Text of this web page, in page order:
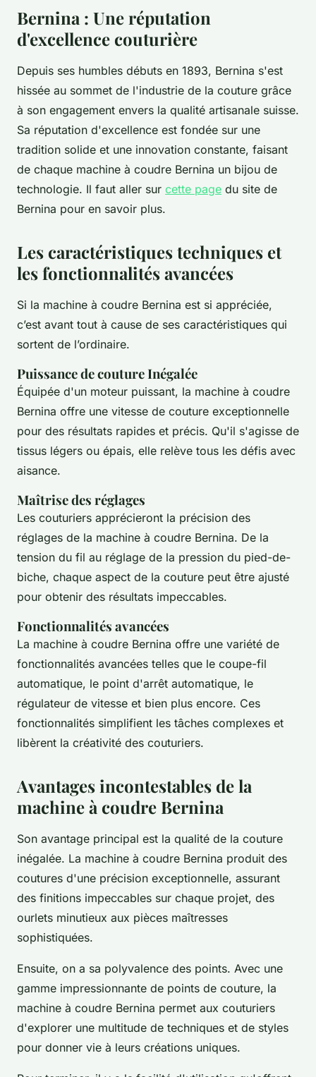
Bernina : Une réputation
d'excellence couturière
Depuis ses humbles débuts en 1893, Bernina s'est
hissée au sommet de l'industrie de la couture grâce
à son engagement envers la qualité artisanale suisse.
Sa réputation d'excellence est fondée sur une
tradition solide et une innovation constante, faisant
de chaque machine à coudre Bernina un bijou de
technologie. Il faut aller sur cette page du site de
Bernina pour en savoir plus.
Les caractéristiques techniques et
les fonctionnalités avancées
Si la machine à coudre Bernina est si appréciée,
c’est avant tout à cause de ses caractéristiques qui
sortent de l’ordinaire.
Puissance de couture Inégalée
Équipée d'un moteur puissant, la machine à coudre
Bernina offre une vitesse de couture exceptionnelle
pour des résultats rapides et précis. Qu'il s'agisse de
tissus légers ou épais, elle relève tous les défis avec
aisance.
Maîtrise des réglages
Les couturiers apprécieront la précision des
réglages de la machine à coudre Bernina. De la
tension du fil au réglage de la pression du pied-de-
biche, chaque aspect de la couture peut être ajusté
pour obtenir des résultats impeccables.
Fonctionnalités avancées
La machine à coudre Bernina offre une variété de
fonctionnalités avancées telles que le coupe-fil
automatique, le point d'arrêt automatique, le
régulateur de vitesse et bien plus encore. Ces
fonctionnalités simplifient les tâches complexes et
libèrent la créativité des couturiers.
Avantages incontestables de la
machine à coudre Bernina
Son avantage principal est la qualité de la couture
inégalée. La machine à coudre Bernina produit des
coutures d'une précision exceptionnelle, assurant
des finitions impeccables sur chaque projet, des
ourlets minutieux aux pièces maîtresses
sophistiquées.
Ensuite, on a sa polyvalence des points. Avec une
gamme impressionnante de points de couture, la
machine à coudre Bernina permet aux couturiers
d'explorer une multitude de techniques et de styles
pour donner vie à leurs créations uniques.